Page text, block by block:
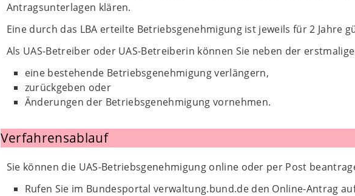
Antragsunterlagen klären.
Eine durch das LBA erteilte Betriebsgenehmigung ist jeweils für 2 Jahre
Als UAS-Betreiber oder UAS-Betreiberin können Sie neben der
eine bestehende Betriebsgenehmigung verlängern,
zurückgeben oder
Änderungen der Betriebsgenehmigung vornehmen.
Verfahrensablauf
Sie können die UAS-Betriebsgenehmigung online oder per Post
Rufen Sie im Bundesportal verwaltung.bund.de den Online-Antrag